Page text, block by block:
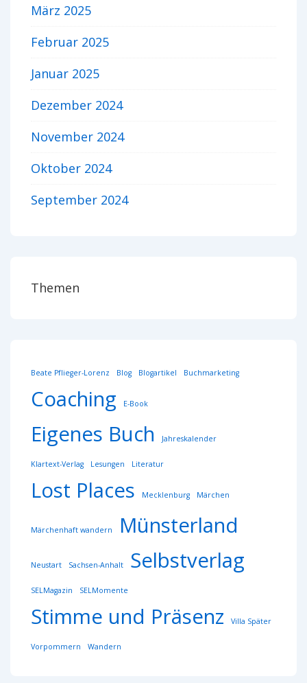
März 2025
Februar 2025
Januar 2025
Dezember 2024
November 2024
Oktober 2024
September 2024
Themen
Beate Pflieger-Lorenz Blog Blogartikel Buchmarketing
Coaching E-Book
Eigenes Buch Jahreskalender
Klartext-Verlag Lesungen Literatur
Lost Places Mecklenburg Märchen
Märchenhaft wandern Münsterland
Neustart Sachsen-Anhalt Selbstverlag
SELMagazin SELMomente
Stimme und Präsenz Villa Später
Vorpommern Wandern